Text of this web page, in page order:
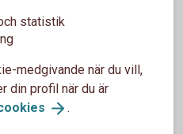
för den svenska
jordbruksstöd i norr och
föreslår dessutom
ska satsas på
myggor och annat som kan
statistik
medgivande när du vill,
din profil när du är
.